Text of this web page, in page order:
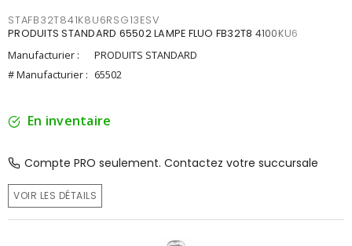
STAFB32T841K8U6RSG13ESV
PRODUITS STANDARD 65502 LAMPE FLUO FB32T8 4100KU6
Manufacturier :
PRODUITS STANDARD
# Manufacturier : 65502
En inventaire
Compte PRO seulement. Contactez votre succursale
VOIR LES DÉTAILS